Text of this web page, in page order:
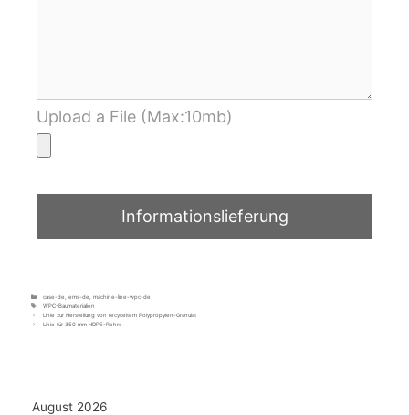
Upload a File (Max:10mb)
case-de ems-de
machine-line-wpc-de
WPC-Baumaterialien
Linie zur Herstellung von recyceltem Polypropylen-Granulat
Linie für 350 mm HDPE-Rohre
August 2026